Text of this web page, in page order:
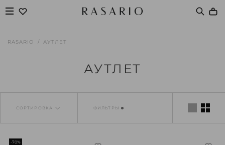
RASARIO АУТЛЕТ
АУТЛЕТ
СОРТИРОВКА ФИЛЬТРЫ
-70%